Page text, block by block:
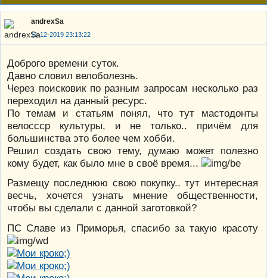
andrexSa
11-12-2019 23:13:22
Доброго времени суток.
Давно словил велоболезнь.
Через поисковик по разным запросам несколько раз
переходил на данный ресурс.
По темам и статьям понял, что тут мастодонты
велоссср культуры, и не только.. причём для
большинства это более чем хобби.
Решил создать свою тему, думаю может полезно
кому будет, как было мне в своё время...
Размещу последнюю свою покупку.. тут интересная
весчь, хочется узнать мнение общественности,
чтобы вы сделали с данной заготовкой?
ПС Славе из Приморья, спасибо за такую красоту